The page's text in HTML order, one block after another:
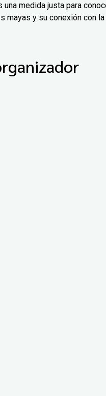
una medida justa para
mayas y su conexión con